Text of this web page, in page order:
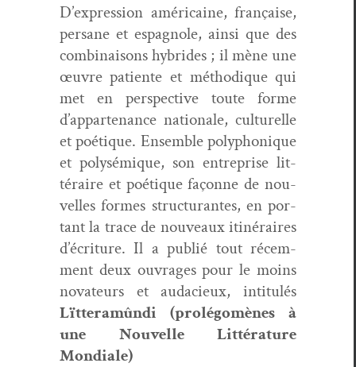
D’expression améri­caine, française,
per­sane et espag­nole, ain­si que des
com­bi­naisons hybrides ; il mène une
œuvre patiente et méthodique qui
met en per­spec­tive toute forme
d’appartenance nationale, cul­turelle
et poé­tique. Ensem­ble poly­phonique
et poly­sémique, son entre­prise lit­
téraire et poé­tique façonne de nou­
velles formes struc­turantes, en por­
tant la trace de nou­veaux itinéraires
d’écriture. Il a pub­lié tout récem­
ment deux ouvrages pour le moins
nova­teurs et auda­cieux, inti­t­ulés
Lït­ter­amûn­di (pro­lé­gomènes à
une Nou­velle Lit­téra­ture
Mondiale)